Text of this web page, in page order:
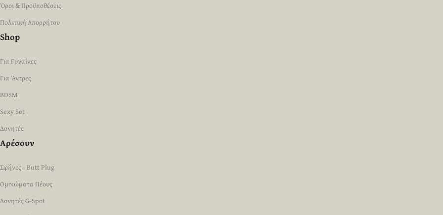
Όροι & Προϋποθέσεις
Πολιτική Απορρήτου
Shop
Για Γυναίκες
Για Άντρες
BDSM
Sexy Set
Δονητές
Αρέσουν
Σφήνες - Butt Plug
Ομοιώματα Πέους
Δονητές G-Spot